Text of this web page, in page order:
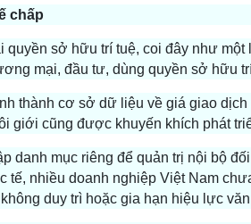
chấp
quyền sở hữu trí tuệ, coi đây như
mại, đầu tư, dùng quyền sở hữu
thành cơ sở dữ liệu về giá giao
giới cũng được khuyến khích phát
danh mục riêng để quản trị nội bộ
tế, nhiều doanh nghiệp Việt Nam
duy trì hoặc gia hạn hiệu lực